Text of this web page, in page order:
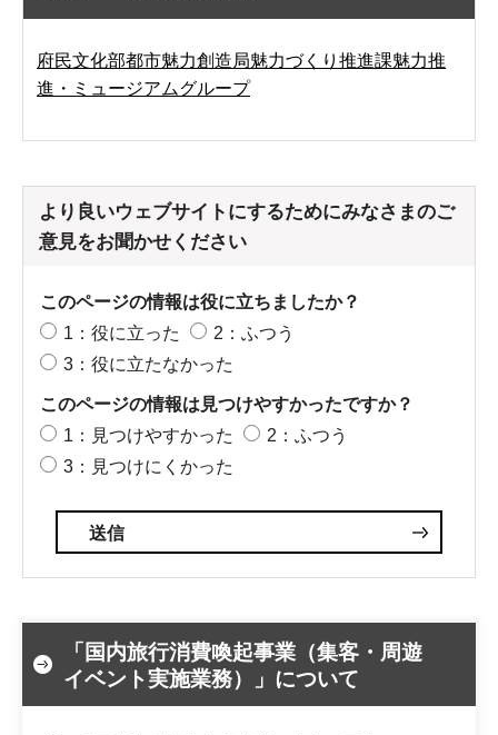
府民文化部都市魅力創造局魅力づくり推進課魅力推
進・ミュージアムグループ
より良いウェブサイトにするためにみなさまのご
意見をお聞かせください
このページの情報は役に立ちましたか？
1：役に立った
2：ふつう
3：役に立たなかった
このページの情報は見つけやすかったですか？
1：見つけやすかった
2：ふつう
3：見つけにくかった
「国内旅行消費喚起事業（集客・周遊
イベント実施業務）」について